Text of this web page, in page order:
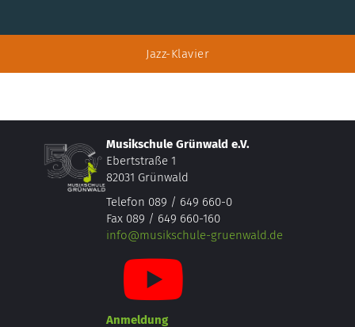
Jazz-Klavier
Musikschule Grünwald e.V.
Ebertstraße 1
82031 Grünwald
Telefon 089 / 649 660-0
Fax 089 / 649 660-160
info@musikschule-gruenwald.de
Anmeldung